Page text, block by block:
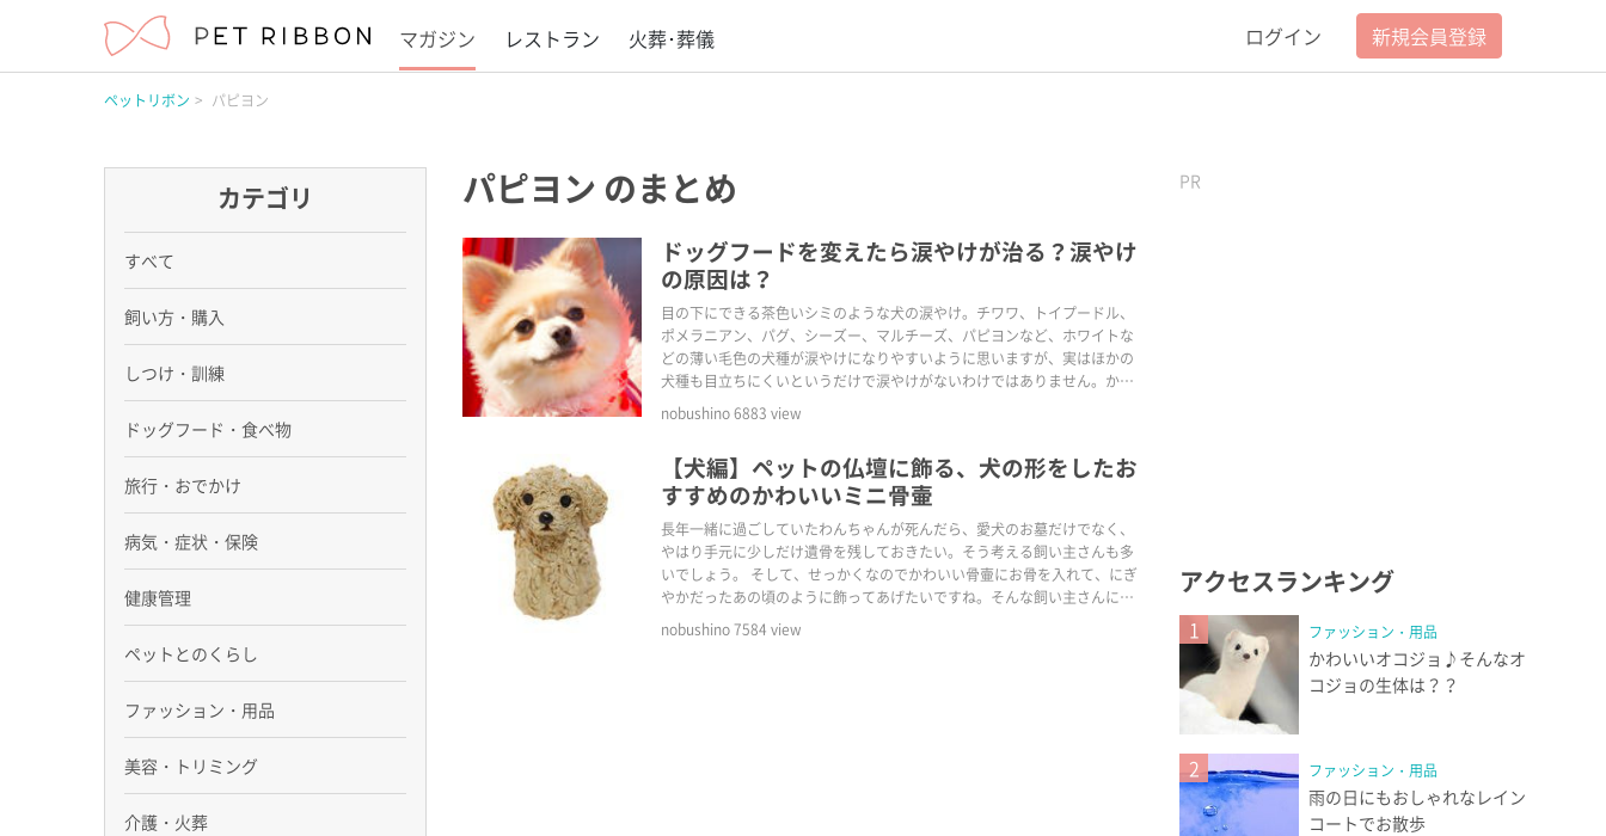
マガジン レストラン 火葬･葬儀 ログイン 新規会員登録
ペットリボン パピヨン
パピヨン のまとめ
ドッグフードを変えたら涙やけが治る？涙やけ
の原因は？
目の下にできる茶色いシミのような犬の涙やけ。チワワ、トイプードル、
ポメラニアン、パグ、シーズー、マルチーズ、パピヨンなど、ホワイトな
どの薄い毛色の犬種が涙やけになりやすいように思いますが、実はほかの
犬種も目立ちにくいというだけで涙やけがないわけではありません。かわ
いいお顔を何とかきれいにしてあげたいですよね。今回は「涙やけや目や
にの悩みは、ドッグフードで改善するのか？」をテーマにしてゆきます。
nobushino6883 view
【犬編】ペットの仏壇に飾る、犬の形をしたお
すすめのかわいいミニ骨壷
長年一緒に過ごしていたわんちゃんが死んだら、愛犬のお墓だけでなく、
やはり手元に少しだけ遺骨を残しておきたい。そう考える飼い主さんも多
いでしょう。 そして、せっかくなのでかわいい骨壷にお骨を入れて、にぎ
やかだったあの頃のように飾ってあげたいですね。そんな飼い主さんにオ
ススメの、仏具や位牌、ミニ骨壷をご紹介します！
nobushino7584 view
PR
アクセスランキング
1 ファッション・用品
かわいいオコジョ♪そんなオ
コジョの生体は？？
2 ファッション・用品
雨の日にもおしゃれなレイン
コートでお散歩
カテゴリ
すべて
飼い方・購入
しつけ・訓練
ドッグフード・食べ物
旅行・おでかけ
病気・症状・保険
健康管理
ペットとのくらし
ファッション・用品
美容・トリミング
介護・火葬